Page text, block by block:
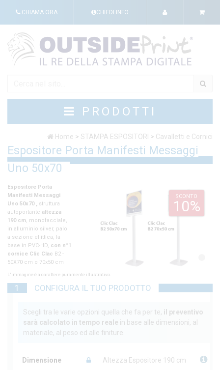
CHIAMA ORA CHIEDI INFO
PRODOTTI
Home > STAMPA ESPOSITORI > Cavalletti e Cornici
Espositore Porta Manifesti Messaggi
Uno 50x70
Espositore Porta
Manifesti Messaggi
Uno 50x70 , struttura
autoportante altezza
190 cm, monofacciale,
in alluminio silver, palo
a sezione ellittica, la
base in PVC-HD, con n°1
cornice Clic Clac B2 -
50X70 cm o 70x50 cm
Due versioni di
espositore.
acquistare anche i
manifesti 50x70 o
per le tue
promozioni in carta
Clic Clac B2 - 50X70 cm
L'immagine è a carattere puramente illustrativo.
SCONTO
10%
1 CONFIGURA IL TUO PRODOTTO
Scegli tra le varie opzioni quella che fa per te, il preventivo
sarà calcolato in tempo reale in base alle dimensioni, al
materiale, al peso ed alle finiture.
Dimensione Altezza Espositore 190 cm